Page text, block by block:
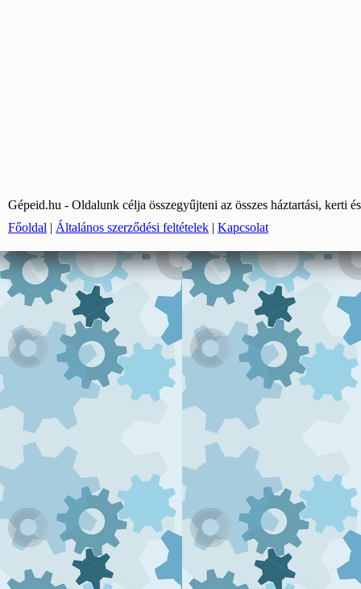
Gépeid.hu - Oldalunk célja összegyűjteni az összes háztartási, kerti
Főoldal | Általános szerződési feltételek | Kapcsolat